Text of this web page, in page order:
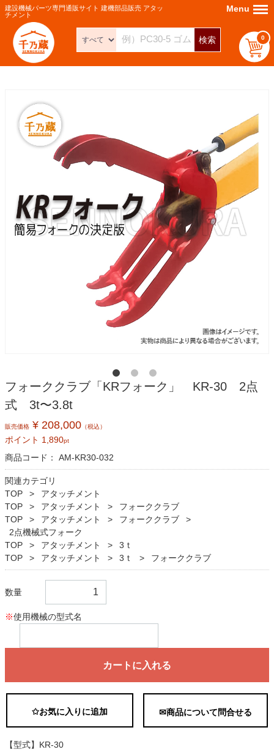
建設機械パーツ専門通販サイト 建機部品販売 アタッ
チメント
検索 0
Menu Menu
フォーククラブ「KRフォーク」 KR-30 2点
式 3t〜3.8t
販売価格 ¥ 208,000 （税込）
ポイント 1,890pt
商品コード： AM-KR30-032
関連カテゴリ
TOP
アタッチメント
TOP
アタッチメント
フォーククラブ
TOP
アタッチメント
フォーククラブ
2点機械式フォーク
TOP
アタッチメント
3ｔ
TOP
アタッチメント 3ｔ フォーククラブ
数量
※使用機械の型式名
カートに入れる
✩お気に入りに追加 ✉商品について問合せる
【型式】KR-30